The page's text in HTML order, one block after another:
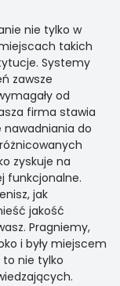
nie tylko w
takich
Systemy
zawsze
od
firma stawia
nawadniania do
zyskuje na
funkcjonalne.
jak
jakość
Pragniemy,
i były miejscem
to nie tylko